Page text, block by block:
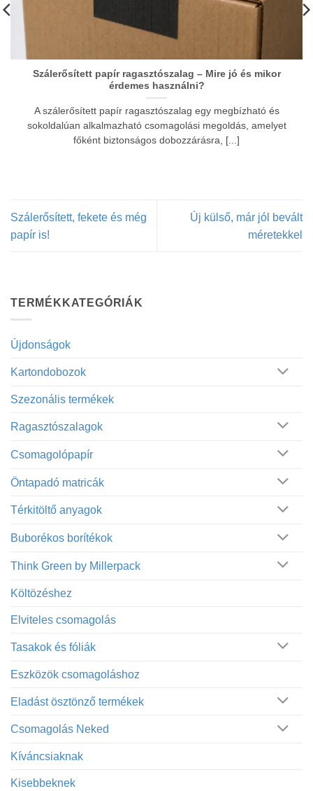
TERMÉKKATEGÓRIÁK
Újdonságok
Kartondobozok
Szezonális termékek
Ragasztószalagok
Csomagolópapír
Öntapadó matricák
Térkitöltő anyagok
Buborékos borítékok
Think Green by Millerpack
Költözéshez
Elviteles csomagolás
Tasakok és fóliák
Eszközök csomagoláshoz
Eladást ösztönző termékek
Csomagolás Neked
Kíváncsiaknak
Kisebbeknek
Szálerősített papír ragasztószalag – Mire jó és mikor
érdemes használni?
A szálerősített papír ragasztószalag egy megbízható és
sokoldalúan alkalmazható csomagolási megoldás, amelyet
főként biztonságos dobozzárásra, [...]
Szálerősített, fekete és még
papír is!
Új külső, már jól bevált
méretekkel